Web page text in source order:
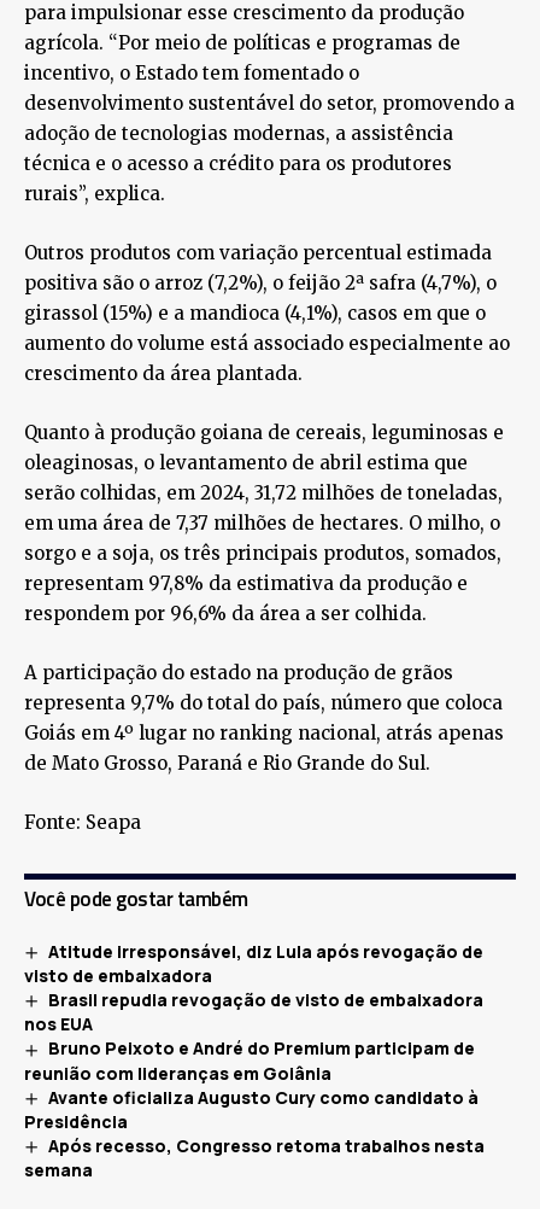
para impulsionar esse crescimento da produção
agrícola. “Por meio de políticas e programas de
incentivo, o Estado tem fomentado o
desenvolvimento sustentável do setor, promovendo a
adoção de tecnologias modernas, a assistência
técnica e o acesso a crédito para os produtores
rurais”, explica.
Outros produtos com variação percentual estimada
positiva são o arroz (7,2%), o feijão 2ª safra (4,7%), o
girassol (15%) e a mandioca (4,1%), casos em que o
aumento do volume está associado especialmente ao
crescimento da área plantada.
Quanto à produção goiana de cereais, leguminosas e
oleaginosas, o levantamento de abril estima que
serão colhidas, em 2024, 31,72 milhões de toneladas,
em uma área de 7,37 milhões de hectares. O milho, o
sorgo e a soja, os três principais produtos, somados,
representam 97,8% da estimativa da produção e
respondem por 96,6% da área a ser colhida.
A participação do estado na produção de grãos
representa 9,7% do total do país, número que coloca
Goiás em 4º lugar no ranking nacional, atrás apenas
de Mato Grosso, Paraná e Rio Grande do Sul.
Fonte: Seapa
Você pode gostar também
Atitude irresponsável, diz Lula após revogação de
visto de embaixadora
Brasil repudia revogação de visto de embaixadora
nos EUA
Bruno Peixoto e André do Premium participam de
reunião com lideranças em Goiânia
Avante oficializa Augusto Cury como candidato à
Presidência
Após recesso, Congresso retoma trabalhos nesta
semana